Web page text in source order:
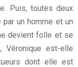
Puis, toutes deux
un homme et un
devient folle et se
est-elle
dont elle est